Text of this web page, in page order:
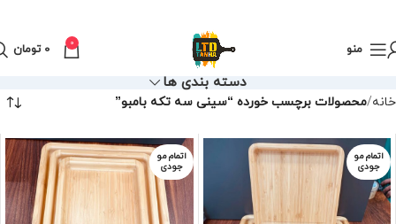
منو 0
0 تومان
دسته بندی ها
خانه محصولات برچسب خورده “سینی سه تکه بامبو”
اتمام مو
جودی
اتمام مو
جودی